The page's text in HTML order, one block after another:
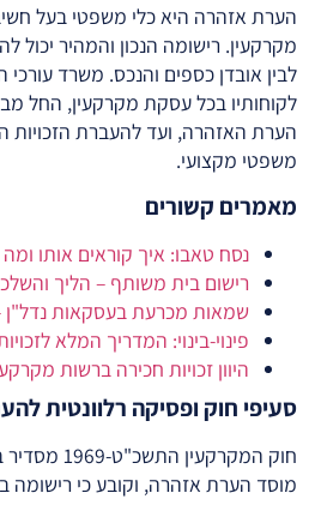
הערת אזהרה היא כלי משפטי בעל
מקרקעין. רישומה הנכון והמהיר יכול
לבין אובדן כספים והנכס. משרד עורכי
לקוחותיו בכל עסקת מקרקעין, החל
הערת האזהרה, ועד להעברת הזכויות
משפטי מקצועי.
מאמרים קשורים
נסח טאבו: איך קוראים אותו
רישום בית משותף – הליך
שמאות מכרעת בעסקאות
פינוי-בינוי: המדריך המלא
היוון זכויות חכירה ברשות
סעיפי חוק ופסיקה רלוונטית
מוסד הערת אזהרה, וקובע כי